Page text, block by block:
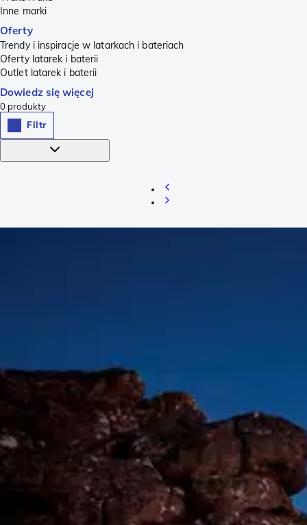
Inne marki
Oferty
Trendy i inspiracje w latarkach i bateriach
Oferty latarek i baterii
Outlet latarek i baterii
Dowiedz się więcej
0 produkty
Filtr